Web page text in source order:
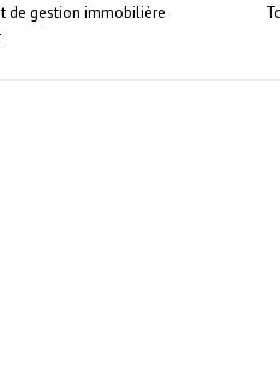
de gestion immobilière